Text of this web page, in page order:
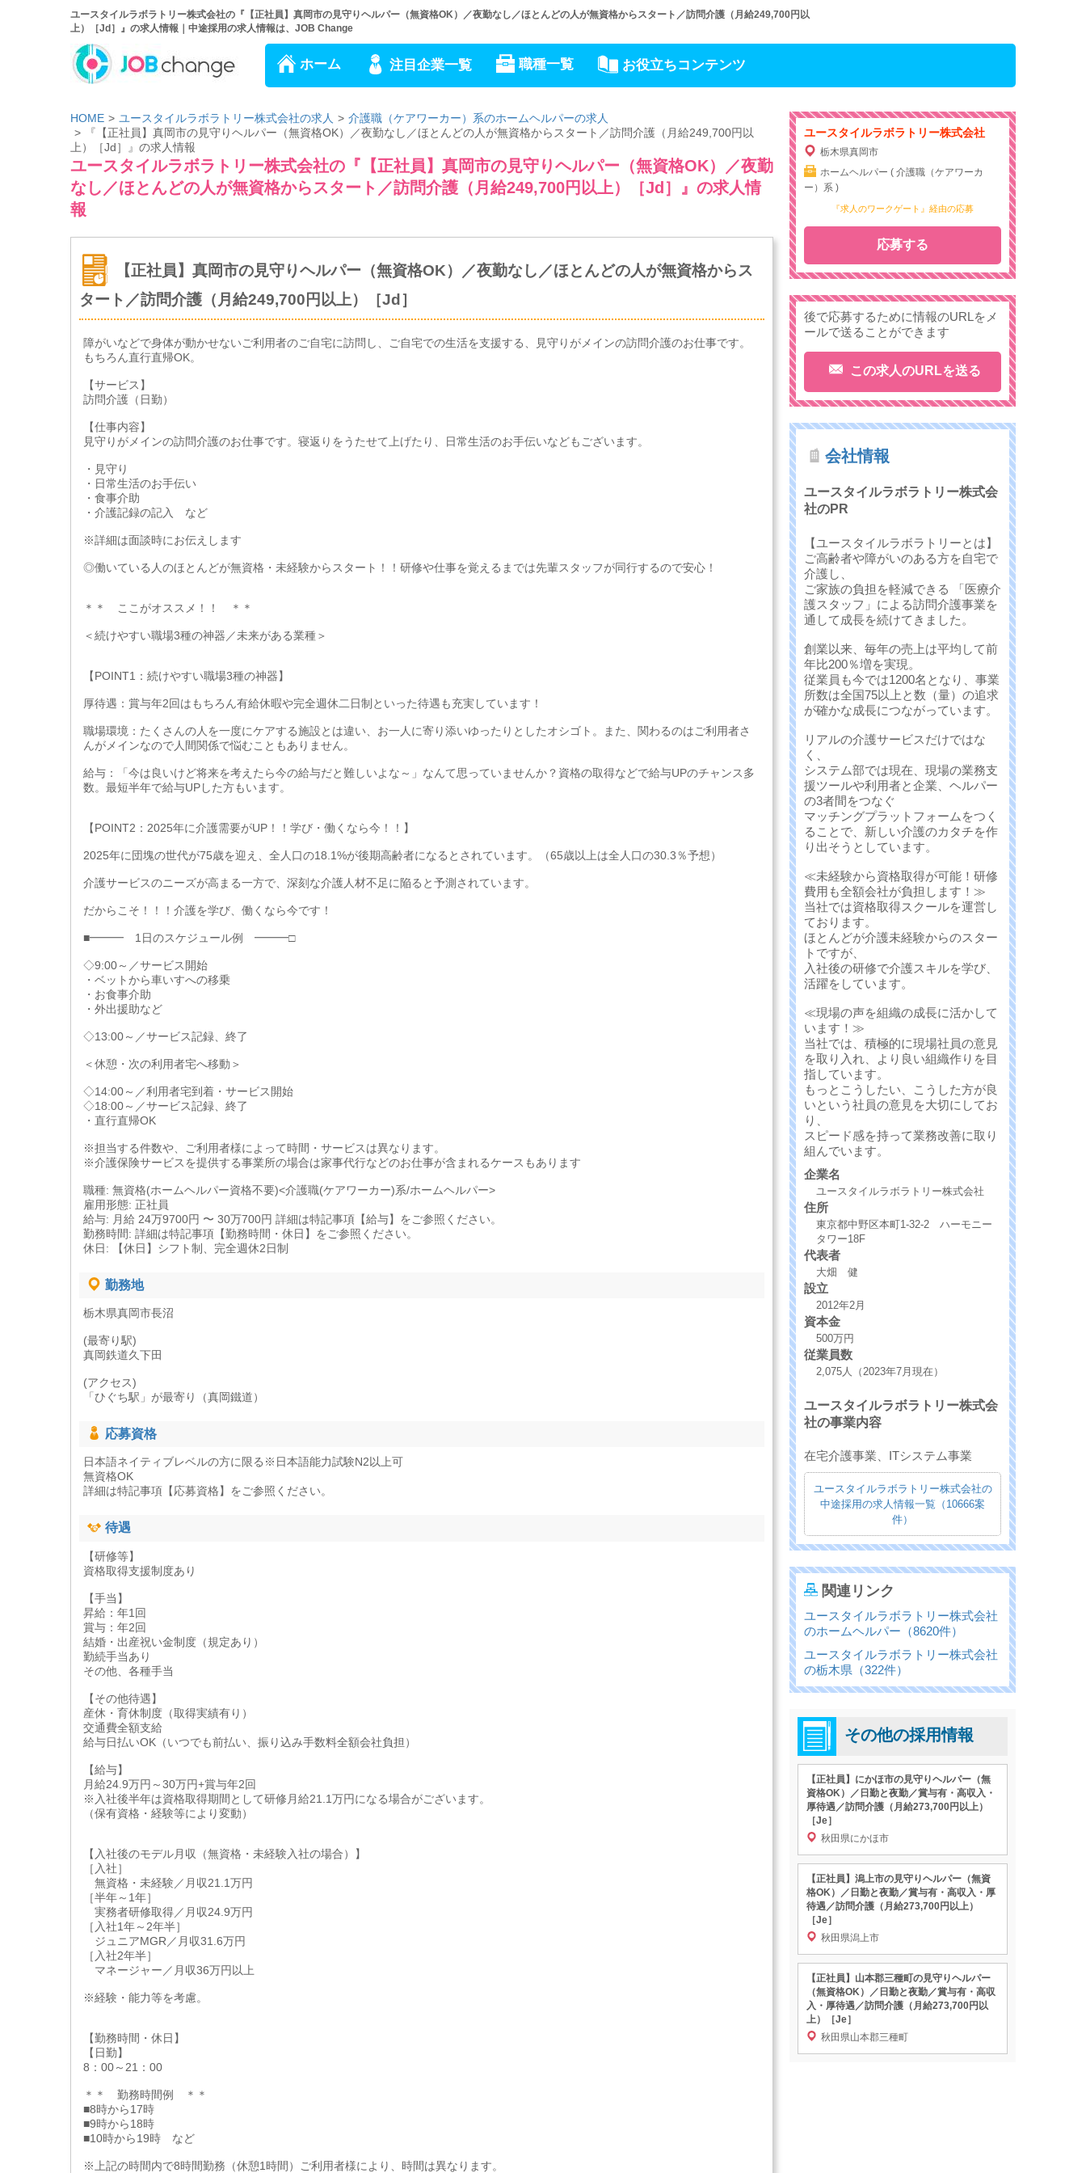
ユースタイルラボラトリー株式会社の『【正社員】真岡市の見守りヘルパー（無資格OK）／夜勤なし／ほとんどの人が無資格からスタート／訪問介護（月給249,700円以
上）［Jd］』の求人情報｜中途採用の求人情報は、JOB Change
ホーム 注目企業一覧 職種一覧 お役立ちコンテンツ
HOME ユースタイルラボラトリー株式会社の求人
介護職（ケアワーカー）系のホームヘルパーの求人
『【正社員】真岡市の見守りヘルパー（無資格OK）／夜勤なし／ほとんどの人が無資格からスタート／訪問介護（月給249,700円以
上）［Jd］』の求人情報
ユースタイルラボラトリー株式会社の『【正社員】真岡市の見守りヘルパー（無資格OK）／夜勤
なし／ほとんどの人が無資格からスタート／訪問介護（月給249,700円以上）［Jd］』の求人情
報
【正社員】真岡市の見守りヘルパー（無資格OK）／夜勤なし／ほとんどの人が無資格からス
タート／訪問介護（月給249,700円以上）［Jd］
障がいなどで身体が動かせないご利用者のご自宅に訪問し、ご自宅での生活を支援する、見守りがメインの訪問介護のお仕事です。
もちろん直行直帰OK。
【サービス】
訪問介護（日勤）
【仕事内容】
見守りがメインの訪問介護のお仕事です。寝返りをうたせて上げたり、日常生活のお手伝いなどもございます。
・見守り
・日常生活のお手伝い
・食事介助
・介護記録の記入 など
※詳細は面談時にお伝えします
◎働いている人のほとんどが無資格・未経験からスタート！！研修や仕事を覚えるまでは先輩スタッフが同行するので安心！
＊＊ ここがオススメ！！ ＊＊
＜続けやすい職場3種の神器／未来がある業種＞
【POINT1：続けやすい職場3種の神器】
厚待遇：賞与年2回はもちろん有給休暇や完全週休二日制といった待遇も充実しています！
職場環境：たくさんの人を一度にケアする施設とは違い、お一人に寄り添いゆったりとしたオシゴト。また、関わるのはご利用者さ
んがメインなので人間関係で悩むこともありません。
給与：「今は良いけど将来を考えたら今の給与だと難しいよな～」なんて思っていませんか？資格の取得などで給与UPのチャンス多
数。最短半年で給与UPした方もいます。
【POINT2：2025年に介護需要がUP！！学び・働くなら今！！】
2025年に団塊の世代が75歳を迎え、全人口の18.1%が後期高齢者になるとされています。（65歳以上は全人口の30.3％予想）
介護サービスのニーズが高まる一方で、深刻な介護人材不足に陥ると予測されています。
だからこそ！！！介護を学び、働くなら今です！
■━━━ 1日のスケジュール例 ━━━□
◇9:00～／サービス開始
・ベットから車いすへの移乗
・お食事介助
・外出援助など
◇13:00～／サービス記録、終了
＜休憩・次の利用者宅へ移動＞
◇14:00～／利用者宅到着・サービス開始
◇18:00～／サービス記録、終了
・直行直帰OK
※担当する件数や、ご利用者様によって時間・サービスは異なります。
※介護保険サービスを提供する事業所の場合は家事代行などのお仕事が含まれるケースもあります
職種: 無資格(ホームヘルパー資格不要)<介護職(ケアワーカー)系/ホームヘルパー>
雇用形態: 正社員
給与: 月給 24万9700円 〜 30万700円 詳細は特記事項【給与】をご参照ください。
勤務時間: 詳細は特記事項【勤務時間・休日】をご参照ください。
休日: 【休日】シフト制、完全週休2日制
勤務地
栃木県真岡市長沼
(最寄り駅)
真岡鉄道久下田
(アクセス)
「ひぐち駅」が最寄り（真岡鐵道）
応募資格
日本語ネイティブレベルの方に限る※日本語能力試験N2以上可
無資格OK
詳細は特記事項【応募資格】をご参照ください。
待遇
【研修等】
資格取得支援制度あり
【手当】
昇給：年1回
賞与：年2回
結婚・出産祝い金制度（規定あり）
勤続手当あり
その他、各種手当
【その他待遇】
産休・育休制度（取得実績有り）
交通費全額支給
給与日払いOK（いつでも前払い、振り込み手数料全額会社負担）
【給与】
月給24.9万円～30万円+賞与年2回
※入社後半年は資格取得期間として研修月給21.1万円になる場合がございます。
（保有資格・経験等により変動）
【入社後のモデル月収（無資格・未経験入社の場合）】
［入社］
無資格・未経験／月収21.1万円
［半年～1年］
実務者研修取得／月収24.9万円
［入社1年～2年半］
ジュニアMGR／月収31.6万円
［入社2年半］
マネージャー／月収36万円以上
※経験・能力等を考慮。
【勤務時間・休日】
【日勤】
8：00～21：00
＊＊ 勤務時間例 ＊＊
■8時から17時
■9時から18時
■10時から19時 など
※上記の時間内で8時間勤務（休憩1時間）ご利用者様により、時間は異なります。
ユースタイルラボラトリー株式会社
栃木県真岡市
ホームヘルパー ( 介護職（ケアワーカ
ー）系 )
『求人のワークゲート』経由の応募
応募する
後で応募するために情報のURLをメ
ールで送ることができます
この求人のURLを送る
会社情報
ユースタイルラボラトリー株式会
社のPR
【ユースタイルラボラトリーとは】
ご高齢者や障がいのある方を自宅で
介護し、
ご家族の負担を軽減できる 「医療介
護スタッフ」による訪問介護事業を
通して成長を続けてきました。
創業以来、毎年の売上は平均して前
年比200％増を実現。
従業員も今では1200名となり、事業
所数は全国75以上と数（量）の追求
が確かな成長につながっています。
リアルの介護サービスだけではな
く、
システム部では現在、現場の業務支
援ツールや利用者と企業、ヘルパー
の3者間をつなぐ
マッチングプラットフォームをつく
ることで、新しい介護のカタチを作
り出そうとしています。
≪未経験から資格取得が可能！研修
費用も全額会社が負担します！≫
当社では資格取得スクールを運営し
ております。
ほとんどが介護未経験からのスター
トですが、
入社後の研修で介護スキルを学び、
活躍をしています。
≪現場の声を組織の成長に活かして
います！≫
当社では、積極的に現場社員の意見
を取り入れ、より良い組織作りを目
指しています。
もっとこうしたい、こうした方が良
いという社員の意見を大切にしてお
り、
スピード感を持って業務改善に取り
組んでいます。
企業名
ユースタイルラボラトリー株式会社
住所
東京都中野区本町1-32-2 ハーモニー
タワー18F
代表者
大畑 健
設立
2012年2月
資本金
500万円
従業員数
2,075人（2023年7月現在）
ユースタイルラボラトリー株式会
社の事業内容
在宅介護事業、ITシステム事業
ユースタイルラボラトリー株式会社の
中途採用の求人情報一覧（10666案
件）
関連リンク
ユースタイルラボラトリー株式会社
のホームヘルパー（8620件）
ユースタイルラボラトリー株式会社
の栃木県（322件）
その他の採用情報
【正社員】にかほ市の見守りヘルパー（無
資格OK）／日勤と夜勤／賞与有・高収入・
厚待遇／訪問介護（月給273,700円以上）
［Je］
秋田県にかほ市
【正社員】潟上市の見守りヘルパー（無資
格OK）／日勤と夜勤／賞与有・高収入・厚
待遇／訪問介護（月給273,700円以上）
［Je］
秋田県潟上市
【正社員】山本郡三種町の見守りヘルパー
（無資格OK）／日勤と夜勤／賞与有・高収
入・厚待遇／訪問介護（月給273,700円以
上）［Je］
秋田県山本郡三種町